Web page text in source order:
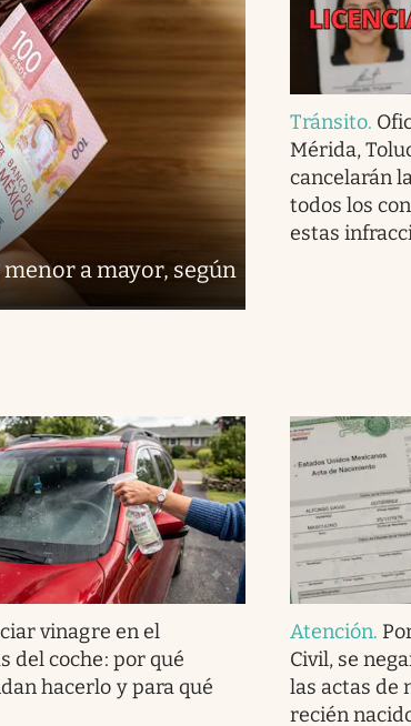
a mayor, según
Tránsito.
Mérida,
cancelarán
todos los
estas
vinagre en el
del coche: por qué
hacerlo y para qué
Atención.
Civil, se
las actas de
recién